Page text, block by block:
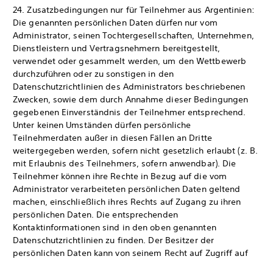
24. Zusatzbedingungen nur für Teilnehmer aus Argentinien:
Die genannten persönlichen Daten dürfen nur vom
Administrator, seinen Tochtergesellschaften, Unternehmen,
Dienstleistern und Vertragsnehmern bereitgestellt,
verwendet oder gesammelt werden, um den Wettbewerb
durchzuführen oder zu sonstigen in den
Datenschutzrichtlinien des Administrators beschriebenen
Zwecken, sowie dem durch Annahme dieser Bedingungen
gegebenen Einverständnis der Teilnehmer entsprechend.
Unter keinen Umständen dürfen persönliche
Teilnehmerdaten außer in diesen Fällen an Dritte
weitergegeben werden, sofern nicht gesetzlich erlaubt (z. B.
mit Erlaubnis des Teilnehmers, sofern anwendbar). Die
Teilnehmer können ihre Rechte in Bezug auf die vom
Administrator verarbeiteten persönlichen Daten geltend
machen, einschließlich ihres Rechts auf Zugang zu ihren
persönlichen Daten. Die entsprechenden
Kontaktinformationen sind in den oben genannten
Datenschutzrichtlinien zu finden. Der Besitzer der
persönlichen Daten kann von seinem Recht auf Zugriff auf